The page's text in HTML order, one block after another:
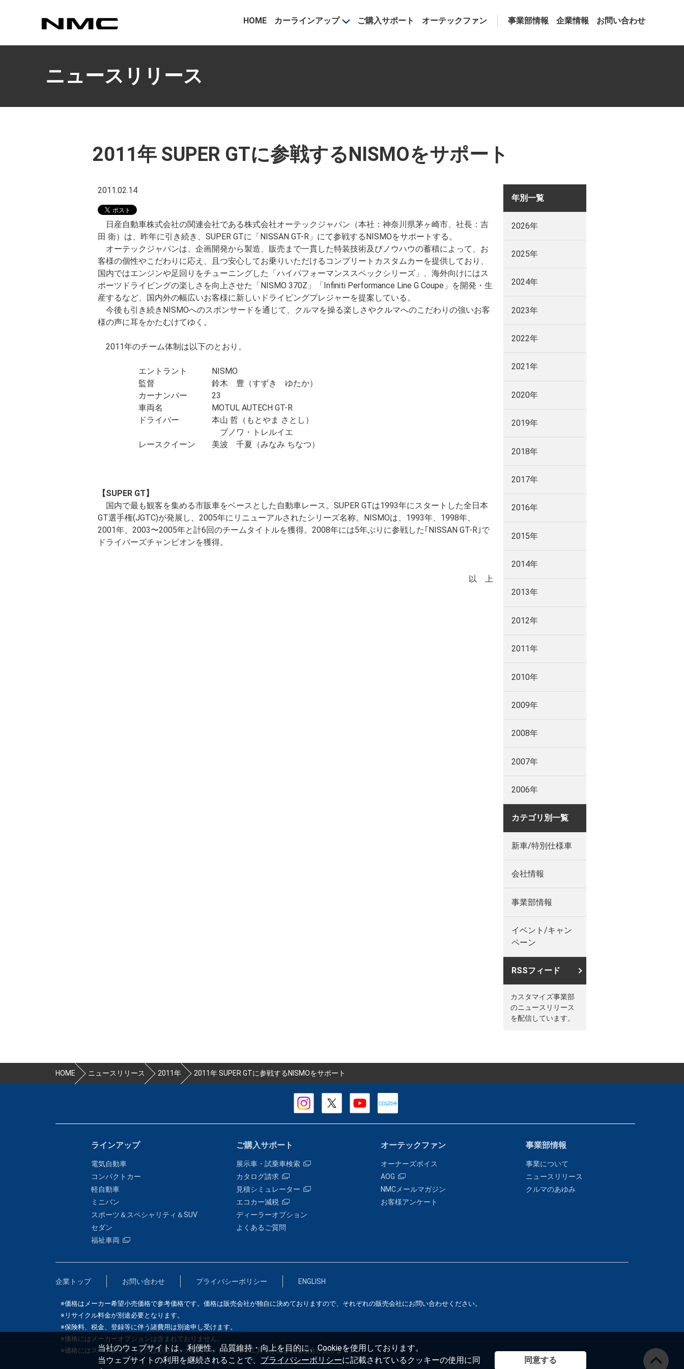
当社のウェブサイトは、利便性、品質維持・向上を目的に、Cookieを使用しております。
当ウェブサイトの利用を継続されることで、 プライバシーポリシーに記載されているクッキーの使用に同
同意する
カスタマイズ事業部
HOME カーラインアップ ご購入サポート オーテックファン 事業部情報 企業情報 お問い合わせ
ニュースリリース
2011年 SUPER GTに参戦するNISMOをサポート
2011.02.14
日産自動車株式会社の関連会社である株式会社オーテックジャパン（本社：神奈川県茅ヶ崎市、社長：吉
田 衛）は、昨年に引き続き、SUPER GTに「NISSAN GT-R」にて参戦するNISMOをサポートする。
オーテックジャパンは、企画開発から製造、販売まで一貫した特装技術及びノウハウの蓄積によって、お
客様の個性やこだわりに応え、且つ安心してお乗りいただけるコンプリートカスタムカーを提供しており、
国内ではエンジンや足回りをチューニングした「ハイパフォーマンススペックシリーズ」、海外向けにはス
ポーツドライビングの楽しさを向上させた「NISMO 370Z」「Infiniti Performance Line G Coupe」を開発・生
産するなど、国内外の幅広いお客様に新しいドライビングプレジャーを提案している。
今後も引き続きNISMOへのスポンサードを通じて、クルマを操る楽しさやクルマへのこだわりの強いお客
様の声に耳をかたむけてゆく。
2011年のチーム体制は以下のとおり。
エントラント NISMO
監督 鈴木 豊（すずき ゆたか）
カーナンバー 23
車両名 MOTUL AUTECH GT-R
ドライバー 本山 哲（もとやま さとし）
ブノワ・トレルイエ
レースクイーン 美波 千夏（みなみ ちなつ）
【SUPER GT】
国内で最も観客を集める市販車をベースとした自動車レース。SUPER GTは1993年にスタートした全日本
GT選手権(JGTC)が発展し、2005年にリニューアルされたシリーズ名称。NISMOは、1993年、1998年、
2001年、2003〜2005年と計6回のチームタイトルを獲得。2008年には5年ぶりに参戦した｢NISSAN GT-R｣で
ドライバーズチャンピオンを獲得。
以 上
年別一覧
2026年
2025年
2024年
2023年
2022年
2021年
2020年
2019年
2018年
2017年
2016年
2015年
2014年
2013年
2012年
2011年
2010年
2009年
2008年
2007年
2006年
カテゴリ別一覧
新車/特別仕様車
会社情報
事業部情報
イベント/キャン
ペーン
RSSフィード
カスタマイズ事業部
のニュースリリース
を配信しています。
HOME ニュースリリース 2011年 2011年 SUPER GTに参戦するNISMOをサポート
ラインアップ
電気自動車
コンパクトカー
軽自動車
ミニバン
スポーツ＆スペシャリティ＆SUV
セダン
福祉車両
ご購入サポート
展示車・試乗車検索
カタログ請求
見積シミュレーター
エコカー減税
ディーラーオプション
よくあるご質問
オーテックファン
オーナーズボイス
AOG
NMCメールマガジン
お客様アンケート
事業部情報
事業について
ニュースリリース
クルマのあゆみ
企業トップ お問い合わせ プライバシーポリシー ENGLISH
※価格はメーカー希望小売価格で参考価格です。価格は販売会社が独自に決めておりますので、それぞれの販売会社にお問い合わせください。
※リサイクル料金が別途必要となります。
※保険料、税金、登録等に伴う諸費用は別途申し受けます。
※価格にはメーカーオプションは含まれておりません。
※価格にはスペアタイア（または応急パンク修理キット）や標準工具等が含まれる場合があります。